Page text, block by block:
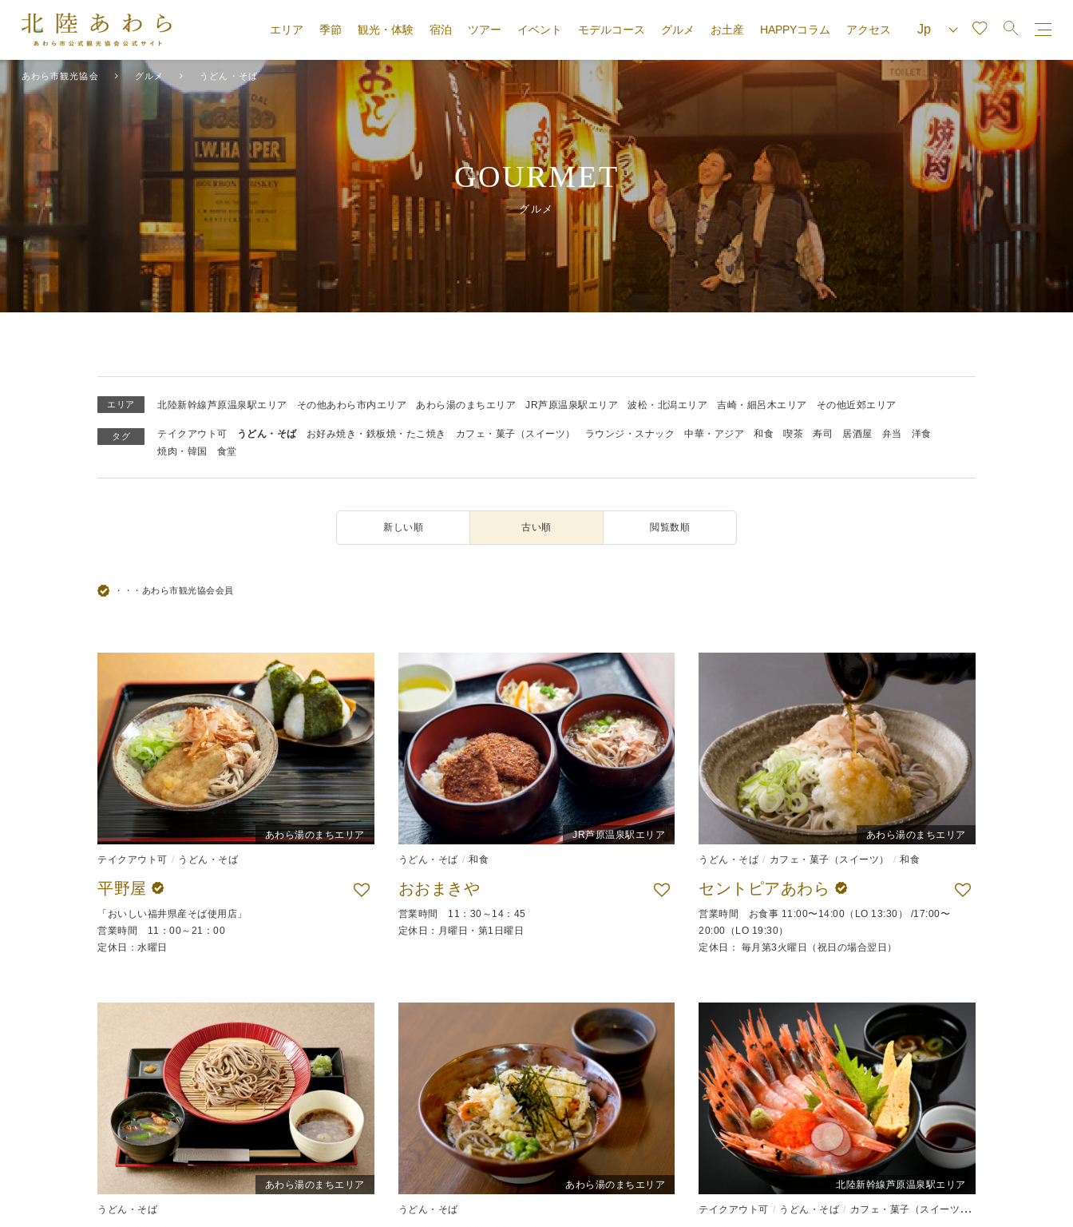
エリア 季節 観光・体験 宿泊 ツアー イベント モデルコース グルメ お土産 HAPPYコラム アクセス
あわら市観光協会 グルメ うどん・そば
GOURMET
グルメ
エリア 北陸新幹線芦原温泉駅エリア その他あわら市内エリア あわら湯のまちエリア JR芦原温泉駅エリア 波松・北潟エリア 吉崎・細呂木エリア その他近郊エリア
タグ テイクアウト可 うどん・そば お好み焼き・鉄板焼・たこ焼き カフェ・菓子（スイーツ） ラウンジ・スナック 中華・アジア 和食 喫茶 寿司 居酒屋 弁当
洋食
焼肉・韓国
食堂
新しい順 古い順 閲覧数順
・・・あわら市観光協会会員
あわら湯のまちエリア
テイクアウト可 うどん・そば
平野屋
「おいしい福井県産そば使用店」
営業時間 11：00～21：00
定休日：水曜日
JR芦原温泉駅エリア
うどん・そば 和食
おおまきや
営業時間 11：30～14：45
定休日：月曜日・第1日曜日
あわら湯のまちエリア
うどん・そば カフェ・菓子（スイーツ） 和食
セントピアあわら
営業時間 お食事 11:00〜14:00（LO 13:30） /17:00〜
20:00（LO 19:30）
定休日： 毎月第3火曜日（祝日の場合翌日）
あわら湯のまちエリア
うどん・そば
あわら湯のまちエリア
うどん・そば
北陸新幹線芦原温泉駅エリア
テイクアウト可 うどん・そば カフェ・菓子（スイーツ）